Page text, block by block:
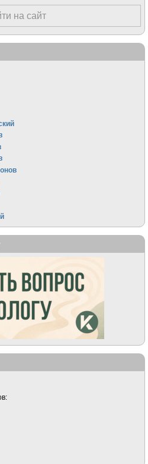
на сайт